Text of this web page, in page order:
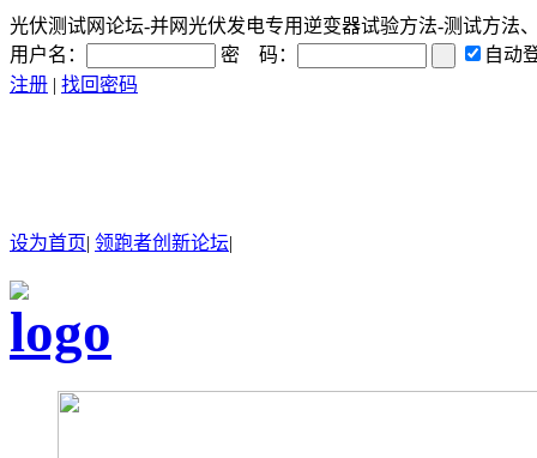
光伏测试网论坛-并网光伏发电专用逆变器试验方法-测试方法
用户名：
密 码：
自动
注册 | 找回密码
设为首页| 领跑者创新论坛|